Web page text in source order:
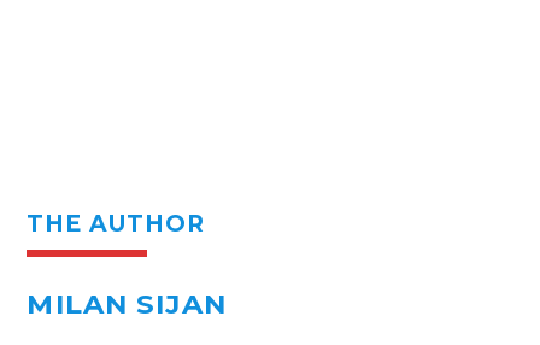
THE AUTHOR
MILAN SIJAN